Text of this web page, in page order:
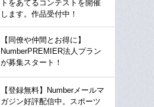
トをあてるコンテストを開催
します。作品受付中！
【同僚や仲間とお得に】
NumberPREMIER法人プラン
が募集スタート！
【登録無料】Numberメールマ
ガジン好評配信中。スポーツ